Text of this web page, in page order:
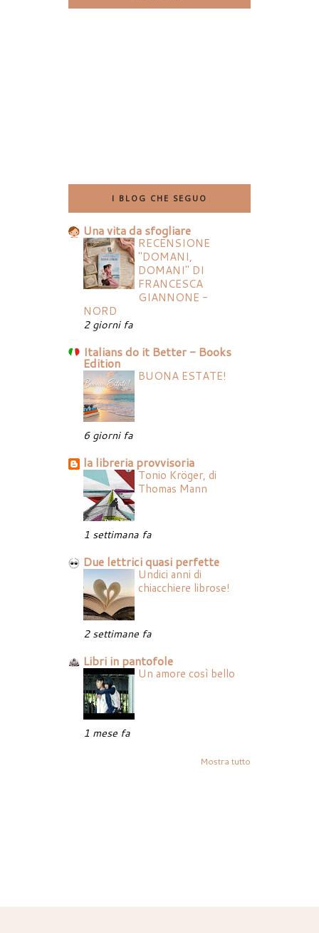
I BLOG CHE SEGUO
Una vita da sfogliare
RECENSIONE
"DOMANI,
DOMANI" DI
FRANCESCA
GIANNONE -
NORD
2 giorni fa
Italians do it Better - Books
Edition
BUONA ESTATE!
6 giorni fa
la libreria provvisoria
Tonio Kröger, di
Thomas Mann
1 settimana fa
Due lettrici quasi perfette
Undici anni di
chiacchiere librose!
2 settimane fa
Libri in pantofole
Un amore così bello
1 mese fa
Mostra tutto